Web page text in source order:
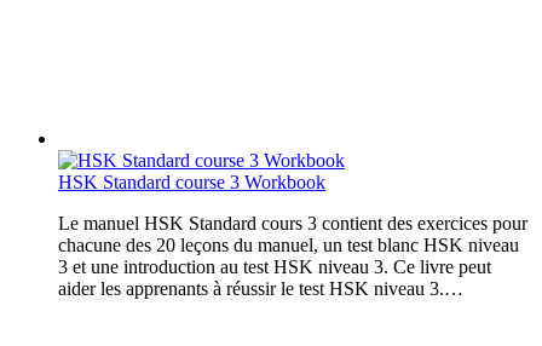
HSK Standard course 3 Workbook
Le manuel HSK Standard cours 3 contient des exercices pour
chacune des 20 leçons du manuel, un test blanc HSK niveau
3 et une introduction au test HSK niveau 3. Ce livre peut
aider les apprenants à réussir le test HSK niveau 3.…